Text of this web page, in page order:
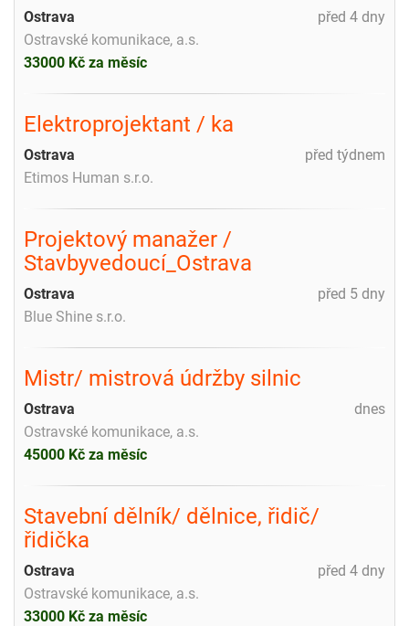
před 4 dny
Ostrava
Ostravské komunikace, a.s.
33000 Kč za měsíc
Elektroprojektant / ka
před týdnem
Ostrava
Etimos Human s.r.o.
Projektový manažer /
Stavbyvedoucí_Ostrava
před 5 dny
Ostrava
Blue Shine s.r.o.
Mistr/ mistrová údržby silnic
dnes
Ostrava
Ostravské komunikace, a.s.
45000 Kč za měsíc
Stavební dělník/ dělnice, řidič/
řidička
před 4 dny
Ostrava
Ostravské komunikace, a.s.
33000 Kč za měsíc